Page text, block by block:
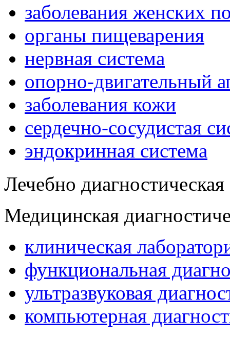
заболевания женских
органы пищеварения
нервная система
опорно-двигательный
заболевания кожи
сердечно-сосудистая
эндокринная система
Лечебно диагностическая
Медицинская
клиническая
функциональная
ультразвуковая
компьютерная